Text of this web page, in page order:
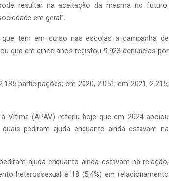
resultar na aceitação da mesma no futuro,
em geral”.
que tem em curso nas escolas a campanha de
que em cinco anos registou 9.923 denúncias por
participações; em 2020, 2.051; em 2021, 2.215;
Vítima (APAV) referiu hoje que em 2024 apoiou
pediram ajuda enquanto ainda estavam na
ajuda enquanto ainda estavam na relação,
heterossexual e 18 (5,4%) em relacionamento